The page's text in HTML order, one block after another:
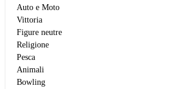
Auto e Moto
Vittoria
Figure neutre
Religione
Pesca
Animali
Bowling